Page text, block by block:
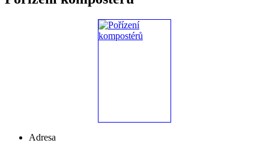
Adresa